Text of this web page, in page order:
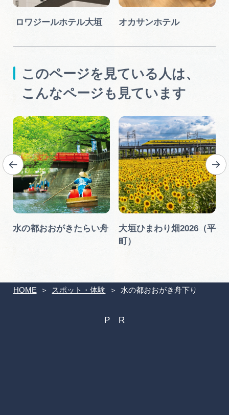
HOME スポット・体験 水の都おおがき舟下り
ロワジールホテル大垣 オカサンホテル
このページを見ている人は、
こんなページも見ています
水の都おおがきたらい舟
大垣ひまわり畑2026（平
町）